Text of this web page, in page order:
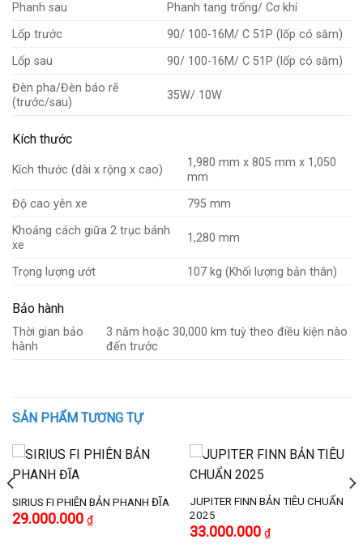
Phanh sau Phanh tang trống/ Cơ khí
Lốp trước 90/ 100-16M/ C 51P (lốp có săm)
Lốp sau 90/ 100-16M/ C 51P (lốp có săm)
Đèn pha/Đèn báo rẽ
(trước/sau)
35W/ 10W
Kích thước
Kích thước (dài x rộng x cao)
1,980 mm x 805 mm x 1,050
mm
Độ cao yên xe 795 mm
Khoảng cách giữa 2 trục bánh
xe
1,280 mm
Trọng lượng ướt 107 kg (Khối lượng bản thân)
Bảo hành
Thời gian bảo
hành
3 năm hoặc 30,000 km tuỳ theo điều kiện nào
đến trước
SẢN PHẨM TƯƠNG TỰ
SIRIUS FI PHIÊN BẢN PHANH ĐĨA
29.000.000 ₫
JUPITER FINN BẢN TIÊU CHUẨN
2025
33.000.000 ₫